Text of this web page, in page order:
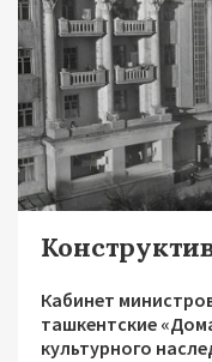
Кабинет
ташкентские
культурного